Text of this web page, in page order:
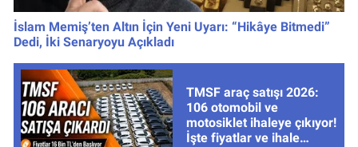
İslam Memiş’ten Altın İçin Yeni Uyarı: “Hikâye Bitmedi”
Dedi, İki Senaryoyu Açıkladı
TMSF araç satışı 2026:
106 otomobil ve
motosiklet ihaleye çıkıyor!
İşte fiyatlar ve ihale